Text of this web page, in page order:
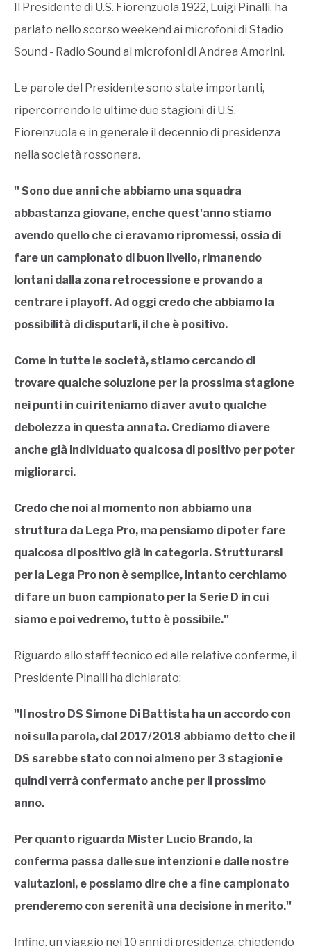
Il Presidente di U.S. Fiorenzuola 1922, Luigi Pinalli, ha
parlato nello scorso weekend ai microfoni di Stadio
Sound - Radio Sound ai microfoni di Andrea Amorini.
Le parole del Presidente sono state importanti,
ripercorrendo le ultime due stagioni di U.S.
Fiorenzuola e in generale il decennio di presidenza
nella società rossonera.
'' Sono due anni che abbiamo una squadra
abbastanza giovane, enche quest'anno stiamo
avendo quello che ci eravamo ripromessi, ossia di
fare un campionato di buon livello, rimanendo
lontani dalla zona retrocessione e provando a
centrare i playoff. Ad oggi credo che abbiamo la
possibilità di disputarli, il che è positivo.
Come in tutte le società, stiamo cercando di
trovare qualche soluzione per la prossima stagione
nei punti in cui riteniamo di aver avuto qualche
debolezza in questa annata. Crediamo di avere
anche già individuato qualcosa di positivo per poter
migliorarci.
Credo che noi al momento non abbiamo una
struttura da Lega Pro, ma pensiamo di poter fare
qualcosa di positivo già in categoria. Strutturarsi
per la Lega Pro non è semplice, intanto cerchiamo
di fare un buon campionato per la Serie D in cui
siamo e poi vedremo, tutto è possibile.''
Riguardo allo staff tecnico ed alle relative conferme, il
Presidente Pinalli ha dichiarato:
''Il nostro DS Simone Di Battista ha un accordo con
noi sulla parola, dal 2017/2018 abbiamo detto che il
DS sarebbe stato con noi almeno per 3 stagioni e
quindi verrà confermato anche per il prossimo
anno.
Per quanto riguarda Mister Lucio Brando, la
conferma passa dalle sue intenzioni e dalle nostre
valutazioni, e possiamo dire che a fine campionato
prenderemo con serenità una decisione in merito.''
Infine, un viaggio nei 10 anni di presidenza, chiedendo